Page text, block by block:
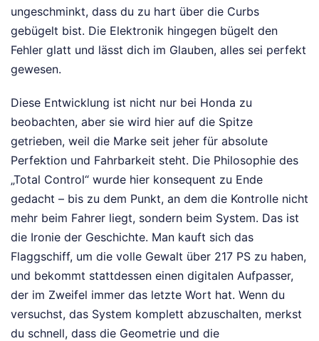
ungeschminkt, dass du zu hart über die Curbs
gebügelt bist. Die Elektronik hingegen bügelt den
Fehler glatt und lässt dich im Glauben, alles sei perfekt
gewesen.
Diese Entwicklung ist nicht nur bei Honda zu
beobachten, aber sie wird hier auf die Spitze
getrieben, weil die Marke seit jeher für absolute
Perfektion und Fahrbarkeit steht. Die Philosophie des
„Total Control“ wurde hier konsequent zu Ende
gedacht – bis zu dem Punkt, an dem die Kontrolle nicht
mehr beim Fahrer liegt, sondern beim System. Das ist
die Ironie der Geschichte. Man kauft sich das
Flaggschiff, um die volle Gewalt über 217 PS zu haben,
und bekommt stattdessen einen digitalen Aufpasser,
der im Zweifel immer das letzte Wort hat. Wenn du
versuchst, das System komplett abzuschalten, merkst
du schnell, dass die Geometrie und die